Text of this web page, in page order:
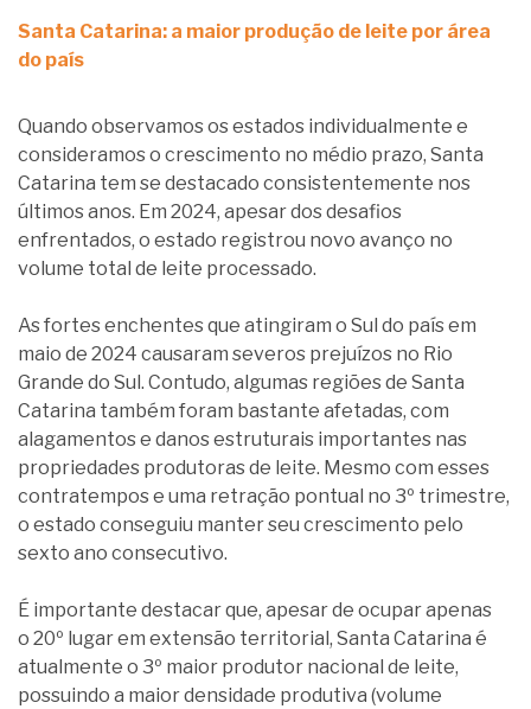
Santa Catarina: a maior produção de leite por área
do país
Quando observamos os estados individualmente e
consideramos o crescimento no médio prazo, Santa
Catarina tem se destacado consistentemente nos
últimos anos. Em 2024, apesar dos desafios
enfrentados, o estado registrou novo avanço no
volume total de leite processado.
As fortes enchentes que atingiram o Sul do país em
maio de 2024 causaram severos prejuízos no Rio
Grande do Sul. Contudo, algumas regiões de Santa
Catarina também foram bastante afetadas, com
alagamentos e danos estruturais importantes nas
propriedades produtoras de leite. Mesmo com esses
contratempos e uma retração pontual no 3º trimestre,
o estado conseguiu manter seu crescimento pelo
sexto ano consecutivo.
É importante destacar que, apesar de ocupar apenas
o 20º lugar em extensão territorial, Santa Catarina é
atualmente o 3º maior produtor nacional de leite,
possuindo a maior densidade produtiva (volume